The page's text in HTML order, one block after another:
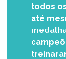
todos
até